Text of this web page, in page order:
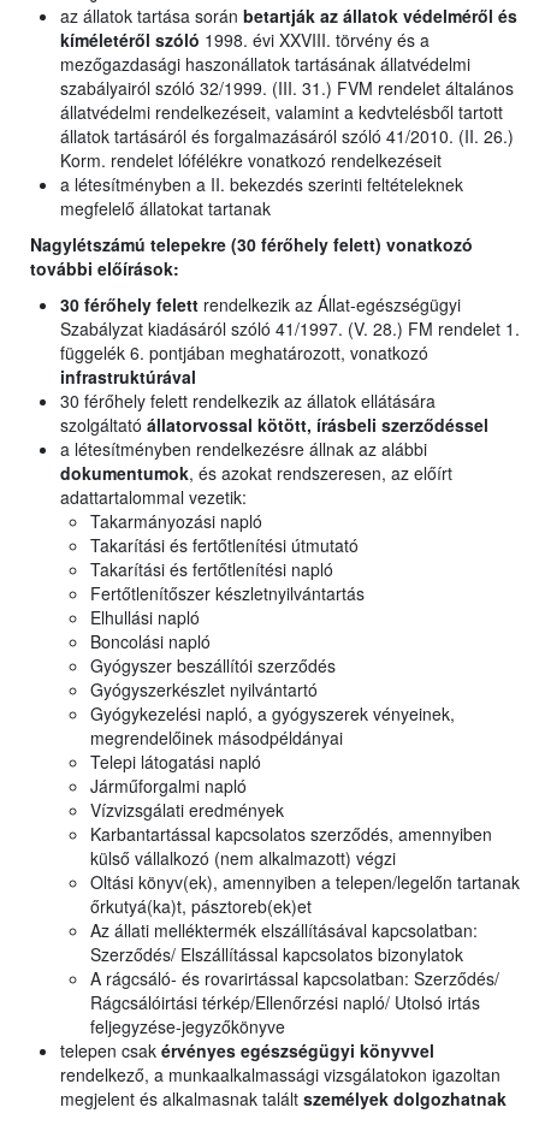
az állatok tartása során betartják az állatok védelméről és
kíméletéről szóló 1998. évi XXVIII. törvény és a
mezőgazdasági haszonállatok tartásának állatvédelmi
szabályairól szóló 32/1999. (III. 31.) FVM rendelet általános
állatvédelmi rendelkezéseit, valamint a kedvtelésből tartott
állatok tartásáról és forgalmazásáról szóló 41/2010. (II. 26.)
Korm. rendelet lófélékre vonatkozó rendelkezéseit
a létesítményben a II. bekezdés szerinti feltételeknek
megfelelő állatokat tartanak
Nagylétszámú telepekre (30 férőhely felett) vonatkozó
további előírások:
30 férőhely felett rendelkezik az Állat-egészségügyi
Szabályzat kiadásáról szóló 41/1997. (V. 28.) FM rendelet 1.
függelék 6. pontjában meghatározott, vonatkozó
infrastruktúrával
30 férőhely felett rendelkezik az állatok ellátására
szolgáltató állatorvossal kötött, írásbeli szerződéssel
a létesítményben rendelkezésre állnak az alábbi
dokumentumok, és azokat rendszeresen, az előírt
adattartalommal vezetik:
Takarmányozási napló
Takarítási és fertőtlenítési útmutató
Takarítási és fertőtlenítési napló
Fertőtlenítőszer készletnyilvántartás
Elhullási napló
Boncolási napló
Gyógyszer beszállítói szerződés
Gyógyszerkészlet nyilvántartó
Gyógykezelési napló, a gyógyszerek vényeinek,
megrendelőinek másodpéldányai
Telepi látogatási napló
Járműforgalmi napló
Vízvizsgálati eredmények
Karbantartással kapcsolatos szerződés, amennyiben
külső vállalkozó (nem alkalmazott) végzi
Oltási könyv(ek), amennyiben a telepen/legelőn tartanak
őrkutyá(ka)t, pásztoreb(ek)et
Az állati melléktermék elszállításával kapcsolatban:
Szerződés/ Elszállítással kapcsolatos bizonylatok
A rágcsáló- és rovarirtással kapcsolatban: Szerződés/
Rágcsálóirtási térkép/Ellenőrzési napló/ Utolsó irtás
feljegyzése-jegyzőkönyve
telepen csak érvényes egészségügyi könyvvel
rendelkező, a munkaalkalmassági vizsgálatokon igazoltan
megjelent és alkalmasnak talált személyek dolgozhatnak